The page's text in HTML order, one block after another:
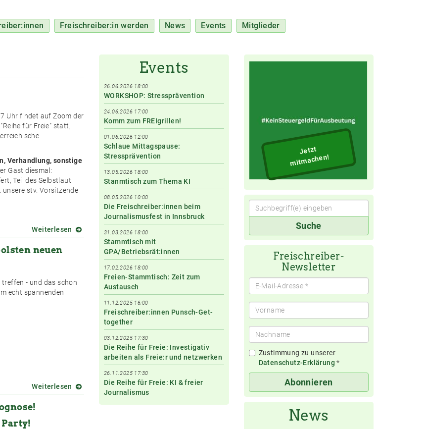
Freischreiber:in werden News Events Mitglieder
Uhr findet auf Zoom der
für Freie" statt,
Verhandlung, sonstige
Gast diesmal:
Teil des Selbstlaut
unsere stv. Vorsitzende
Weiterlesen über
Die
neuen
treffen - und das schon
echt spannenden
Weiterlesen über
Freischreiber
Stammtisch
Events
26.06.2026 18:00
WORKSHOP: Stressprävention
24.06.2026 17:00
Komm zum FREIgrillen!
01.06.2026 12:00
Schlaue Mittagspause:
Stressprävention
13.05.2026 18:00
Stanmtisch zum Thema KI
08.05.2026 10:00
Die Freischreiber:innen beim
Journalismusfest in Innsbruck
31.03.2026 18:00
Stammtisch mit
GPA/Betriebsrät:innen
17.02.2026 18:00
Freien-Stammtisch: Zeit zum
Austausch
11.12.2025 16:00
Freischreiber:innen Punsch-Get-
together
03.12.2025 17:30
Die Reihe für Freie: Investigativ
arbeiten als Freie:r und netzwerken
26.11.2025 17:30
Die Reihe für Freie: KI & freier
Journalismus
Jetzt
mitmachen!
Suchbegriff(e)Suche
Freischreiber-
Newsletter
Zustimmung zu unserer
Datenschutz-Erklärung *
Abonnieren
News